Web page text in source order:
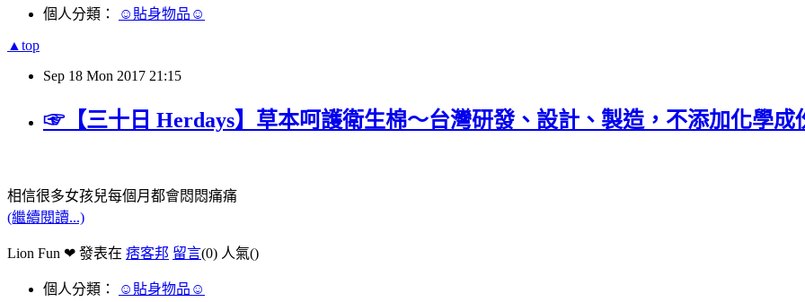
個人分類： ☺貼身物品☺
▲top
Sep 18 Mon 2017 21:15
☞【三十日 Herdays】草本呵護衛生棉～台灣研發、設計、製造，不添加化學成
相信很多女孩兒每個月都會悶悶痛痛
(繼續閱讀...)
Lion Fun ❤ 發表在 痞客邦 留言(0) 人氣()
個人分類： ☺貼身物品☺